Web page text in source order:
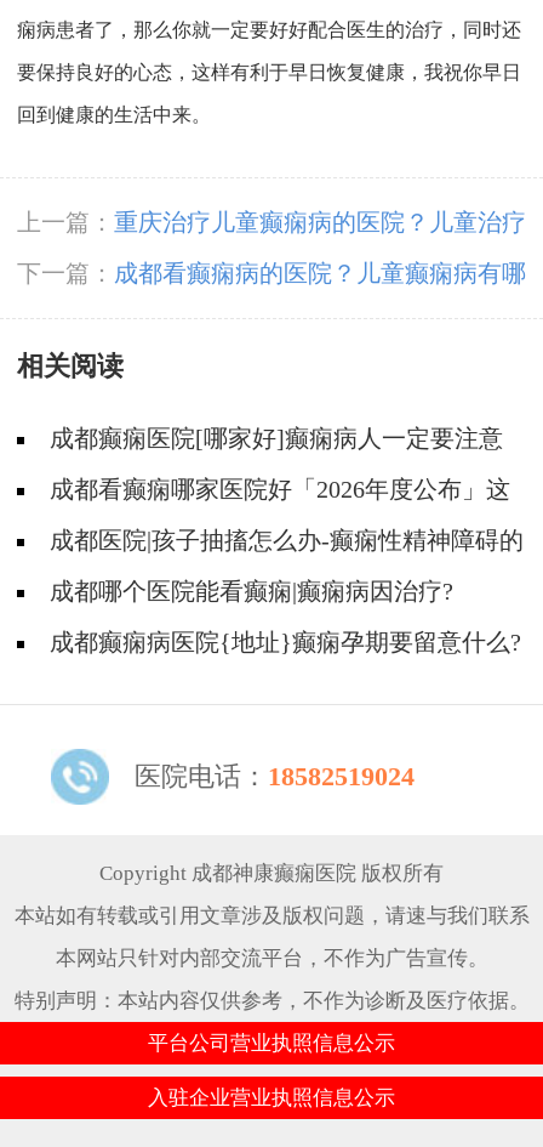
痫病患者了，那么你就一定要好好配合医生的治疗，同时还
要保持良好的心态，这样有利于早日恢复健康，我祝你早日
回到健康的生活中来。
上一篇： 重庆治疗儿童癫痫病的医院？儿童治疗
癫痫病哪里好?
下一篇： 成都看癫痫病的医院？儿童癫痫病有哪
些症状表现?
相关阅读
成都癫痫医院[哪家好]癫痫病人一定要注意
哪些护理问题?
成都看癫痫哪家医院好「2026年度公布」这
些常见的食物能帮助癫痫治疗!
成都医院|孩子抽搐怎么办-癫痫性精神障碍的
护理措施有哪些?
成都哪个医院能看癫痫|癫痫病因治疗?
成都癫痫病医院{地址}癫痫孕期要留意什么?
医院电话： 18582519024
Copyright 成都神康癫痫医院 版权所有
本站如有转载或引用文章涉及版权问题，请速与我们联系
本网站只针对内部交流平台，不作为广告宣传。
特别声明：本站内容仅供参考，不作为诊断及医疗依据。
平台公司营业执照信息公示
入驻企业营业执照信息公示